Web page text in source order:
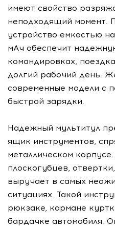
имеют свойство
неподходящий момент.
устройство емкостью
мАч обеспечит
командировках,
долгий рабочий день.
современные модели с
быстрой зарядки.
Надежный мультитул
ящик инструментов,
металлическом
плоскогубцев,
выручает в самых
ситуациях. Такой
рюкзаке, кармане
бардачке автомобиля.